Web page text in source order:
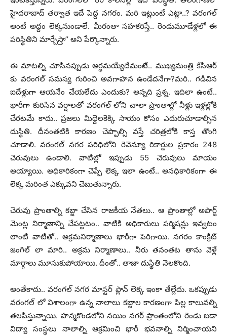
హైదరాబాద్‌ తర్వాత ఇదే పెద్ద నగరం. మరి ఇట్లుంటే ఎట్లా..? వరంగల్‌
అంటే అద్దం లెక్కనుండాలే. మీరంతా సహకరిస్తే.. రెండుమూడేళ్లలో ఈ
పరిస్థితిని మార్చేస్తా’’ అని పేర్కొన్నారు.
ఈ మాటల్ని చూసినప్పుడు అర్థమయ్యేదేమంటే.. ముఖ్యమంత్రి కేసీఆర్
కు వరంగల్ సమస్య గురించి అవగాహన ఉండేదనేగా?మరి.. గడిచిన
ఐదేళ్లుగా ఆయనేం చేయలేదు ఎందుకు? అన్నది ప్రశ్న. ఇదిలా ఉంటే..
భారీగా కురిసిన వర్షాలతో వరంగల్ లోని చాలా ప్రాంతాల్లో నీళ్లు ఇళ్లల్లోకి
చేరటమే కాదు.. ప్రజలు మిద్దెలకెక్కి సాయం కోసం ఎదురుచూడాల్సిన
దుస్థితి. దీనంతటికి కారణం చెప్పాల్సి వస్తే చరిత్రలోకి కాస్త తొంగి
చూడాలి. వరంగల్ నగర పరిధిలోని రెవెన్యూ రికార్డుల ప్రకారం 248
చెరువులు ఉండాలి. వాటిల్లో ఇప్పుడు 55 చెరువులు మాయం
అయ్యాయి. అధికారికంగా చెప్పే లెక్క ఇలా ఉంటే.. అనధికారికంగా ఈ
లెక్క మరింత ఎక్కువని చెబుతున్నారు.
చెరువు ప్రాంతాల్ని కబ్జా చేసిన రాజకీయ నేతలు.. ఆ ప్రాంతాల్లో అపార్ట్
మెంట్ల నిర్మాణాన్ని చేపట్టటం.. వాటికి అధికారులు పర్మిషన్లు ఇవ్వటం
లాంటి వాటితో.. అక్రమనిర్మాణాలు భారీగా పెరిగాయి. నగరం కాంక్రీట్
జంగిల్ లా మారి.. అక్రమ నిర్మాణాలు.. నీరు తనంతట తాను వెళ్లే
మార్గాలు మూసుకుపోయాయి. దీంతో.. తాజా దుస్థితి నెలకొంది.
అంతేకాదు.. వరంగల్ నగర మాస్టర్ ప్లాన్ లెక్క ఇంకా తేల్లేదు. ఒకప్పుడు
వరంగల్ లో విశాలంగా ఉన్న నాలాలు కబ్జాల కారణంగా పిల్ల కాలువల్ని
తలపిస్తున్నాయి. హన్మకొండలోని నయిం నగర్ ప్రాంతంలోని రెండు బడా
విద్యా సంస్థలు నాలాల్ని ఆక్రమించి భారీ భవనాల్ని నిర్మించాయని